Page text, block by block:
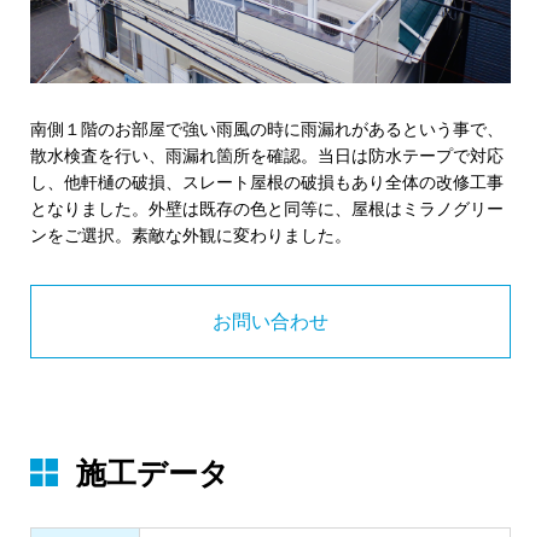
南側１階のお部屋で強い雨風の時に雨漏れがあるという事で、
散水検査を行い、雨漏れ箇所を確認。当日は防水テープで対応
し、他軒樋の破損、スレート屋根の破損もあり全体の改修工事
となりました。外壁は既存の色と同等に、屋根はミラノグリー
ンをご選択。素敵な外観に変わりました。
お問い合わせ
施工データ